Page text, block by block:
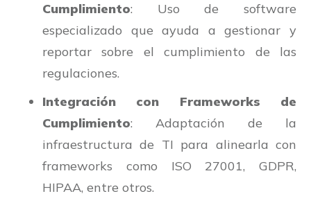
Cumplimiento: Uso de software
especializado que ayuda a gestionar y
reportar sobre el cumplimiento de las
regulaciones.
Integración con Frameworks de
Cumplimiento: Adaptación de la
infraestructura de TI para alinearla con
frameworks como ISO 27001, GDPR,
HIPAA, entre otros.